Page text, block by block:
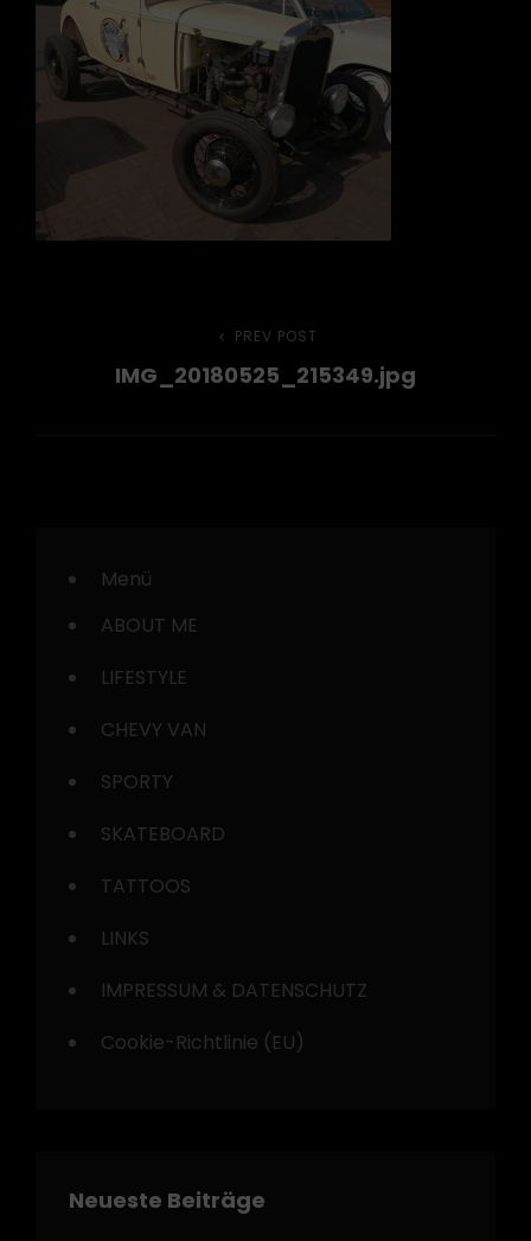
Beitragsnavigation
Previous
Post
PREV POST
IMG_20180525_215349.jpg
Menü
ABOUT ME
LIFESTYLE
CHEVY VAN
SPORTY
SKATEBOARD
TATTOOS
LINKS
IMPRESSUM & DATENSCHUTZ
Cookie-Richtlinie (EU)
Neueste Beiträge